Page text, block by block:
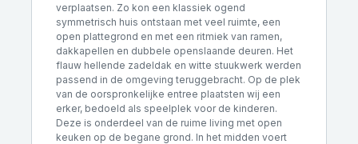
verplaatsen. Zo kon een klassiek ogend
symmetrisch huis ontstaan met veel ruimte, een
open plattegrond en met een ritmiek van ramen,
dakkapellen en dubbele openslaande deuren. Het
flauw hellende zadeldak en witte stuukwerk werden
passend in de omgeving teruggebracht. Op de plek
van de oorspronkelijke entree plaatsten wij een
erker, bedoeld als speelplek voor de kinderen.
Deze is onderdeel van de ruime living met open
keuken op de begane grond. In het midden voert